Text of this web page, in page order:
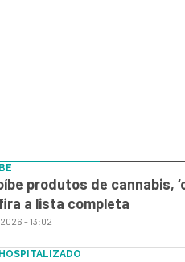
produtos de cannabis,
a lista completa
- 13:02